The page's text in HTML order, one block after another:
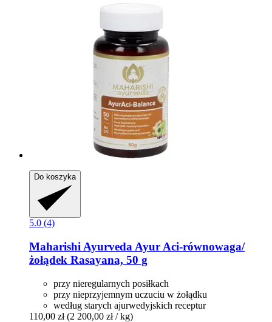
Do koszyka
5.0 (4)
Maharishi Ayurveda Ayur Aci-​równowaga/
żołądek Rasayana, 50 g
przy nieregularnych posiłkach
przy nieprzyjemnym uczuciu w żołądku
według starych ajurwedyjskich receptur
110,00 zł (2 200,00 zł / kg)